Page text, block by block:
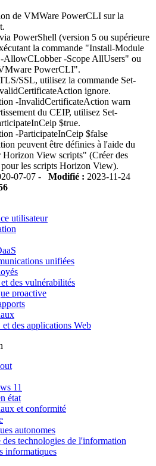
de VMWare PowerCLI sur la
PowerShell (version 5 ou supérieure
la commande "Install-Module
-Scope AllUsers" ou
PowerCLI".
SSL, utilisez la commande Set-
ignore.
-InvalidCertificateAction warn
du CEIP, utilisez Set-
$true.
-ParticipateInCeip $false
peuvent être définies à l'aide du
Horizon View scripts" (Créer des
les scripts Horizon View).
07-07 - Modifié : 2023-11-24
utilisateur
unifiées
des vulnérabilités
proactive
et des applications Web
11
état
et conformité
autonomes
technologies de l'information
informatiques